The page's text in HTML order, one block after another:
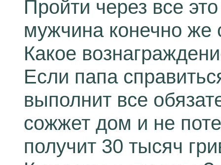
Пройти через все
мужчина конечно же
Какое
Если папа
выполнит все
сожжет дом и не
получит 30 тысяч